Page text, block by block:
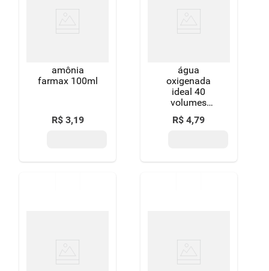
amônia
farmax 100ml
R$ 3,19
água
oxigenada
ideal 40
volumes
cremosa 70ml
R$ 4,79
detergente